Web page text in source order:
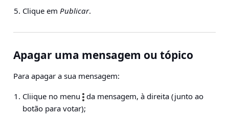
Clique em Publicar.
Apagar uma mensagem ou tópico
Para apagar a sua mensagem:
Cliique no menu
da mensagem, à direita (junto ao
botão para votar);